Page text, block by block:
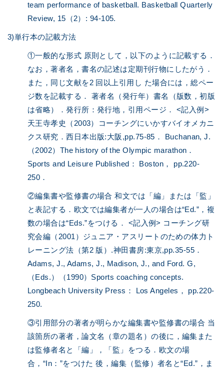
team performance of basketball. Basketball Quarterly
Review, 15（2）: 94-105.
3)単行本の記載方法
①一般的な形式 原則として，以下のように記載する．
なお，著者名，書名の記述は定期刊行物にしたがう．
また，同じ文献を2 回以上引用し た場合には，総ペー
ジ数を記載する． 著者名（発行年）書名（版数，初版
は省略）．発行所：発行地，引用ページ． <記入例>
天王寺孝史（2003）コーチングにいかすバイオメカニ
クス研究．西日本出版:大阪,pp.75-85． Buchanan, J.
（2002）The history of the Olympic marathon．
Sports and Leisure Published： Boston， pp.220-
250．
②編集書や監修書の場合 和文では「編」または「監」
と表記する．欧文では編集者が一人の場合は“Ed.”，複
数の場合は“Eds.”をつける． <記入例> コーチング研
究会編（2001）ジュニア・アスリートのための体力ト
レーニング法（第2 版）.神田書房:東京,pp.35-55．
Adams, J., Adams, J., Madison, J., and Ford. G,
（Eds.）（1990）Sports coaching concepts.
Longbeach University Press： Los Angeles， pp.220-
250.
③引用部分の著者が明らかな編集書や監修書の場合 当
該箇所の著者，論文名（章の題名）の後に，編集また
は監修者名と「編」，「監」をつる．欧文の場
合，“In：”をつけた 後，編集（監修）者名と“Ed.”，ま